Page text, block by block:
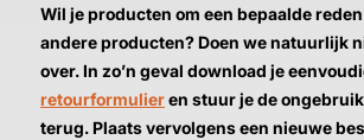
Wil je producten om een bepaalde
andere producten? Doen we natuurlijk
over. In zo’n geval download je
retourformulieren stuur je de
terug. Plaats vervolgens een nieuwe